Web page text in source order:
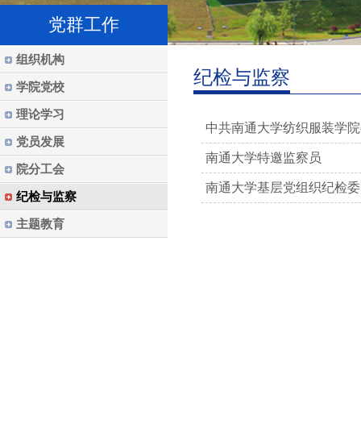
党群工作
组织机构
学院党校
理论学习
党员发展
院分工会
纪检与监察
主题教育
纪检与监察
中共南通大学纺织服装学
南通大学特邀监察员
南通大学基层党组织纪检